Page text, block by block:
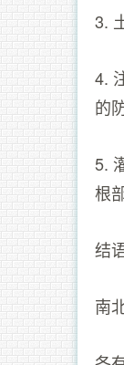
3.
4.
的
5.
根
结
南